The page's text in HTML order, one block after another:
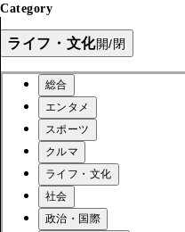
Category
ライフ・文化開/閉
総合
エンタメ
スポーツ
クルマ
ライフ・文化
社会
政治・国際